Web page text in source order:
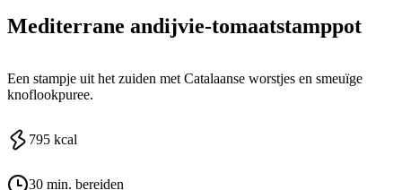
Mediterrane andijvie-tomaatstamppot
Een stampje uit het zuiden met Catalaanse worstjes en smeuïge
knoflookpuree.
795 kcal
30 min. bereiden